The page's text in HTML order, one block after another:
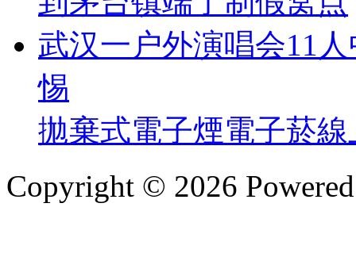
武汉一户外演唱会11
惕
拋棄式電子煙電子菸
Copyright © 2026